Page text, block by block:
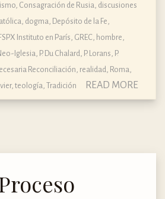
, Consagración de Rusia, discusiones
dogma, Depósito de la Fe,
FSPX Instituto en París, GREC, hombre,
Iglesia, P. Du Chalard, P. Lorans, P.
Reconciliación, realidad, Roma,
, teología, Tradición READ MORE